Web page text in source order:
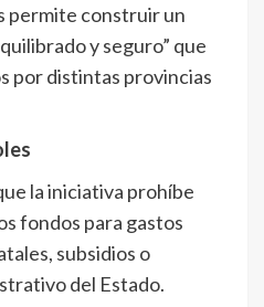
permite construir un
y seguro” que
por distintas provincias
la iniciativa prohíbe
fondos para gastos
subsidios o
del Estado.